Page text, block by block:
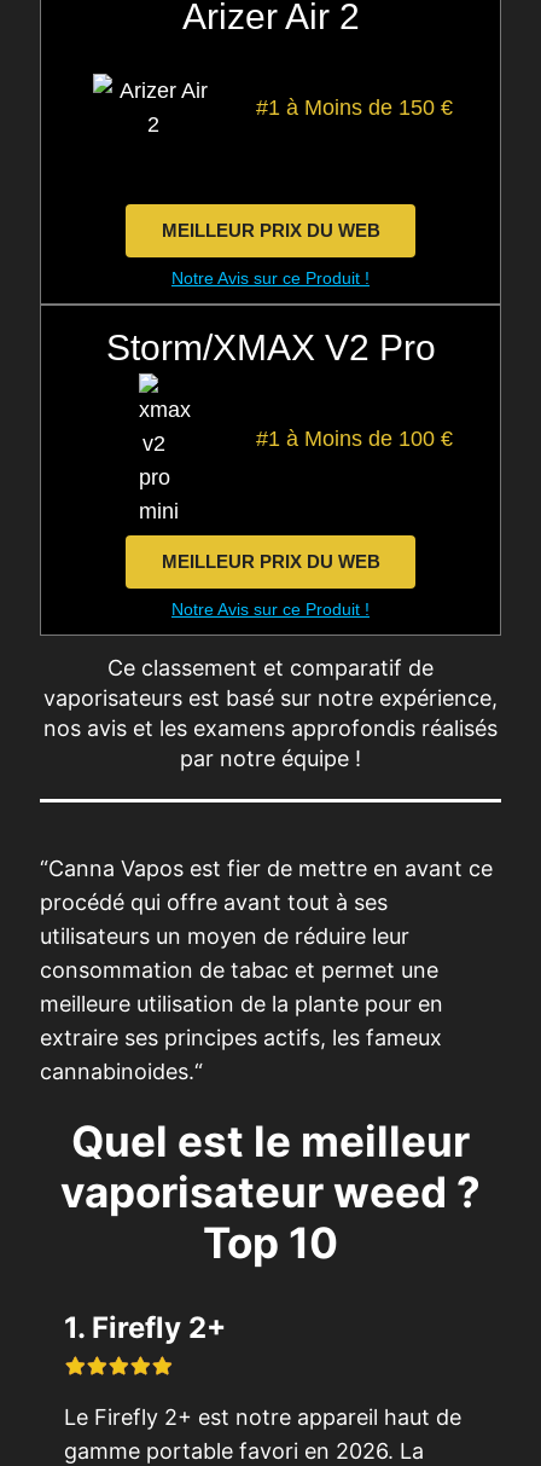
Arizer Air 2
#1 à Moins de 150 €
MEILLEUR PRIX DU WEB
Notre Avis sur ce Produit !
Storm/XMAX V2 Pro
#1 à Moins de 100 €
MEILLEUR PRIX DU WEB
Notre Avis sur ce Produit !
Ce classement et comparatif de
vaporisateurs est basé sur notre expérience,
nos avis et les examens approfondis réalisés
par notre équipe !
“Canna Vapos est fier de mettre en avant ce
procédé qui offre avant tout à ses
utilisateurs un moyen de réduire leur
consommation de tabac et permet une
meilleure utilisation de la plante pour en
extraire ses principes actifs, les fameux
cannabinoides.“
Quel est le meilleur
vaporisateur weed ?
Top 10
1. Firefly 2+
Le Firefly 2+ est notre appareil haut de
gamme portable favori en 2026. La